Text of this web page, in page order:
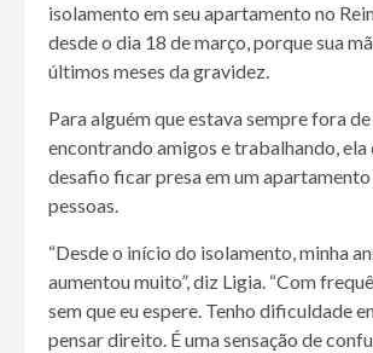
isolamento em seu apartamento no
desde o dia 18 de março, porque sua
últimos meses da gravidez.
Para alguém que estava sempre fora de
encontrando amigos e trabalhando, ela
desafio ficar presa em um
pessoas.
“Desde o início do isolamento, minha
aumentou muito”, diz Ligia. “Com
sem que eu espere. Tenho dificuldade
pensar direito. É uma sensação de